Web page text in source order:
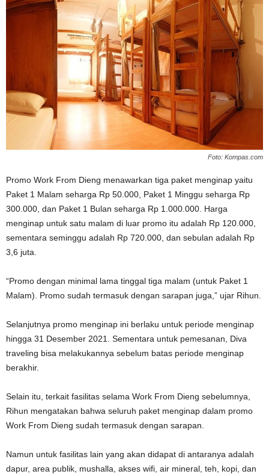
Foto: Kompas.com
Promo Work From Dieng menawarkan tiga paket menginap yaitu
Paket 1 Malam seharga Rp 50.000, Paket 1 Minggu seharga Rp
300.000, dan Paket 1 Bulan seharga Rp 1.000.000. Harga
menginap untuk satu malam di luar promo itu adalah Rp 120.000,
sementara seminggu adalah Rp 720.000, dan sebulan adalah Rp
3,6 juta.
“Promo dengan minimal lama tinggal tiga malam (untuk Paket 1
Malam). Promo sudah termasuk dengan sarapan juga,” ujar Rihun.
Selanjutnya promo menginap ini berlaku untuk periode menginap
hingga 31 Desember 2021. Sementara untuk pemesanan, Diva
traveling bisa melakukannya sebelum batas periode menginap
berakhir.
Selain itu, terkait fasilitas selama Work From Dieng sebelumnya,
Rihun mengatakan bahwa seluruh paket menginap dalam promo
Work From Dieng sudah termasuk dengan sarapan.
Namun untuk fasilitas lain yang akan didapat di antaranya adalah
dapur, area publik, mushalla, akses wifi, air mineral, teh, kopi, dan